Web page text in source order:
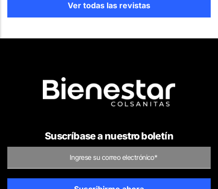
Ver todas las revistas
Suscríbase a nuestro boletín